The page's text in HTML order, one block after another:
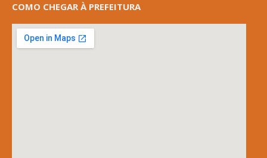
COMO CHEGAR À PREFEITURA